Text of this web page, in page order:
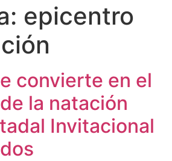
epicentro
convierte en el
la natación
Invitacional